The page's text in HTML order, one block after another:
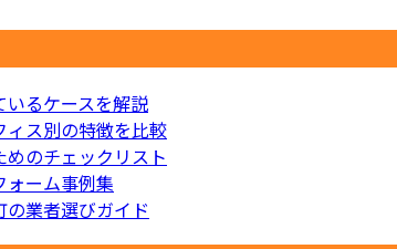
るケースを解説
ス別の特徴を比較
めのチェックリスト
ーム事例集
業者選びガイド